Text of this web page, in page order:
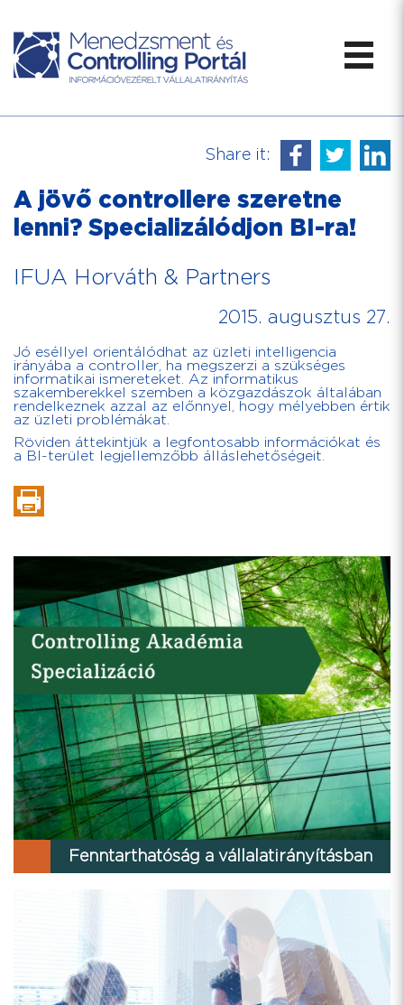
Share it:
A jövő controllere szeretne
lenni? Specializálódjon BI-ra!
IFUA Horváth & Partners
2015. augusztus 27.
Jó eséllyel orientálódhat az üzleti intelligencia
irányába a controller, ha megszerzi a szükséges
informatikai ismereteket. Az informatikus
szakemberekkel szemben a közgazdászok általában
rendelkeznek azzal az előnnyel, hogy mélyebben értik
az üzleti problémákat.
Röviden áttekintjük a legfontosabb információkat és
a BI-terület legjellemzőbb álláslehetőségeit.
Fenntarthatóság a vállalatirányításban